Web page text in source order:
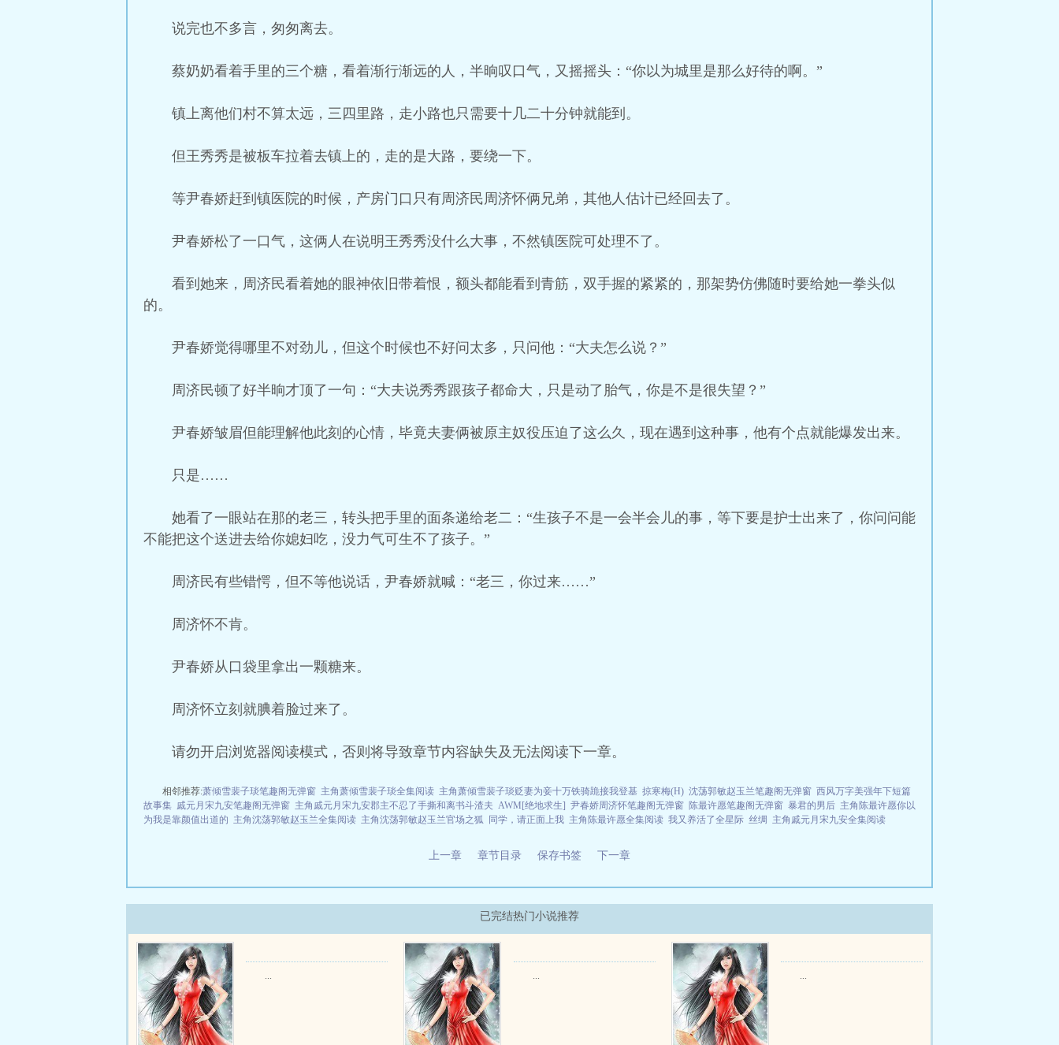
说完也不多言，匆匆离去。
蔡奶奶看着手里的三个糖，看着渐行渐远的人，半晌叹口气，又摇摇头：“你以为城里是那么好待的啊。”
镇上离他们村不算太远，三四里路，走小路也只需要十几二十分钟就能到。
但王秀秀是被板车拉着去镇上的，走的是大路，要绕一下。
等尹春娇赶到镇医院的时候，产房门口只有周济民周济怀俩兄弟，其他人估计已经回去了。
尹春娇松了一口气，这俩人在说明王秀秀没什么大事，不然镇医院可处理不了。
看到她来，周济民看着她的眼神依旧带着恨，额头都能看到青筋，双手握的紧紧的，那架势仿佛随时要给她一拳头似
的。
尹春娇觉得哪里不对劲儿，但这个时候也不好问太多，只问他：“大夫怎么说？”
周济民顿了好半晌才顶了一句：“大夫说秀秀跟孩子都命大，只是动了胎气，你是不是很失望？”
尹春娇皱眉但能理解他此刻的心情，毕竟夫妻俩被原主奴役压迫了这么久，现在遇到这种事，他有个点就能爆发出来。
只是……
她看了一眼站在那的老三，转头把手里的面条递给老二：“生孩子不是一会半会儿的事，等下要是护士出来了，你问问能
不能把这个送进去给你媳妇吃，没力气可生不了孩子。”
周济民有些错愕，但不等他说话，尹春娇就喊：“老三，你过来……”
周济怀不肯。
尹春娇从口袋里拿出一颗糖来。
周济怀立刻就腆着脸过来了。
请勿开启浏览器阅读模式，否则将导致章节内容缺失及无法阅读下一章。
相邻推荐:萧倾雪裴子琰笔趣阁无弹窗 主角萧倾雪裴子琰全集阅读 主角萧倾雪裴子琰贬妻为妾十万铁骑跪接我登基 掠寒梅(H) 沈荡郭敏赵玉兰笔趣阁无弹窗 西风万字美强年下短篇
故事集 戚元月宋九安笔趣阁无弹窗 主角戚元月宋九安郡主不忍了手撕和离书斗渣夫 AWM[绝地求生] 尹春娇周济怀笔趣阁无弹窗 陈最许愿笔趣阁无弹窗 暴君的男后 主角陈最许愿你以
为我是靠颜值出道的 主角沈荡郭敏赵玉兰全集阅读 主角沈荡郭敏赵玉兰官场之狐 同学，请正面上我 主角陈最许愿全集阅读 我又养活了全星际 丝绸 主角戚元月宋九安全集阅读
上一章 章节目录 保存书签 下一章
已完结热门小说推荐
... ... ...